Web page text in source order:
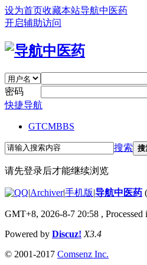
设为首页收藏本站导航中医药
开启辅助访问
密码
快捷导航
GTCMBBS
搜索 搜
请先登录后才能继续浏览
|Archiver|手机版|导航中医药 (
GMT+8, 2026-8-7 20:58 ,
Powered by Discuz! X3.4
© 2001-2017 Comsenz Inc.